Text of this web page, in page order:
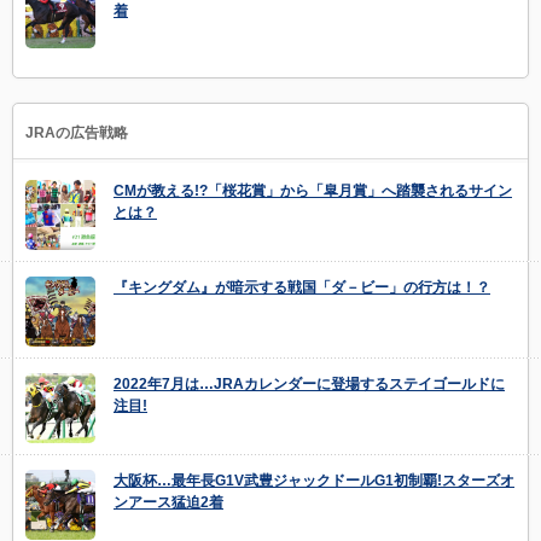
着
JRAの広告戦略
CMが教える!?「桜花賞」から「皐月賞」へ踏襲されるサイン
とは？
『キングダム』が暗示する戦国「ダ－ビー」の行方は！？
2022年7月は…JRAカレンダーに登場するステイゴールドに
注目!
大阪杯…最年長G1V武豊ジャックドールG1初制覇!スターズオ
ンアース猛迫2着